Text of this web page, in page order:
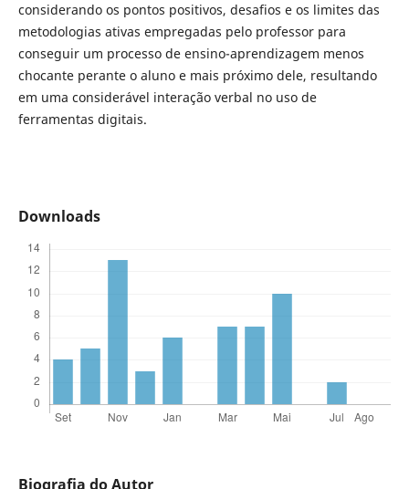
considerando os pontos positivos, desafios e os limites das
metodologias ativas empregadas pelo professor para
conseguir um processo de ensino-aprendizagem menos
chocante perante o aluno e mais próximo dele, resultando
em uma considerável interação verbal no uso de
ferramentas digitais.
Downloads
Biografia do Autor